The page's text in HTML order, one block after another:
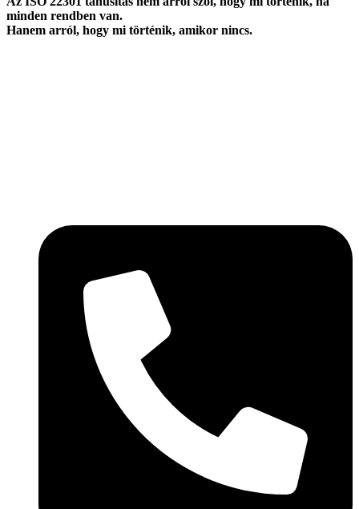
minden rendben van.
Hanem arról, hogy mi történik, amikor nincs.